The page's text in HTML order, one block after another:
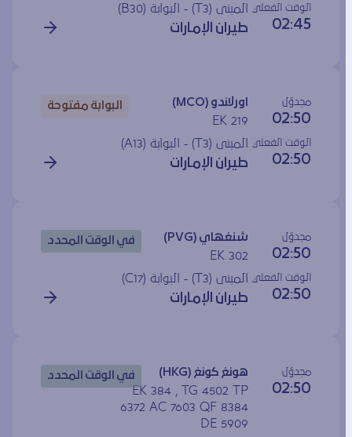
الوقت الفعلي
02:45
المبنى (T3) - البوابة ( B30
)
طيران الإمارات
مجدوَل
02:50
اورلاندو (MCO)
EK 219
البوابة مفتوحة
الوقت الفعلي
02:50
المبنى (T3) - البوابة ( A13
)
طيران الإمارات
مجدوَل
02:50
شنغهاي (PVG)
EK 302
في الوقت المحدد
الوقت الفعلي
02:50
المبنى (T3) - البوابة ( C17
)
طيران الإمارات
مجدوَل
02:50
هونغ كونغ (HKG)
EK 384 , TG 4502 TP
6372 AC 7603 QF 8384
DE 5909
في الوقت المحدد